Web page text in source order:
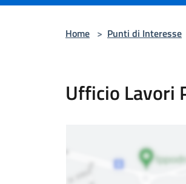
Home > Punti di Interesse
Ufficio Lavori